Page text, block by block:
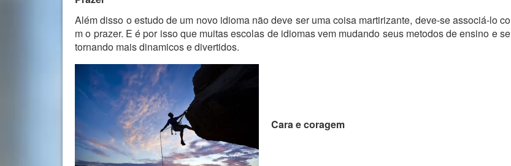
Além disso o estudo de um novo idioma não deve ser uma coisa martirizante, deve-se associá-lo co
m o prazer. E é por isso que muitas escolas de idiomas vem mudando seus metodos de ensino e se
tornando mais dinamicos e divertidos.
Cara e coragem